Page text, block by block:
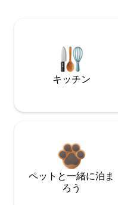
キッチン
ペットと一緒に泊ま
ろう